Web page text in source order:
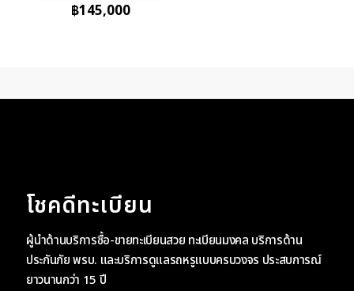
฿145,000
โชคดีทะเบียน
ผู้นำด้านบริการซื้อ-ขายทะเบียนสวย ทะเบียนมงคล บริการด้าน
ประกันภัย พรบ. และบริการดูแลรถหรูแบบครบวงจร ประสบการณ์
ยาวนานกว่า 15 ปี